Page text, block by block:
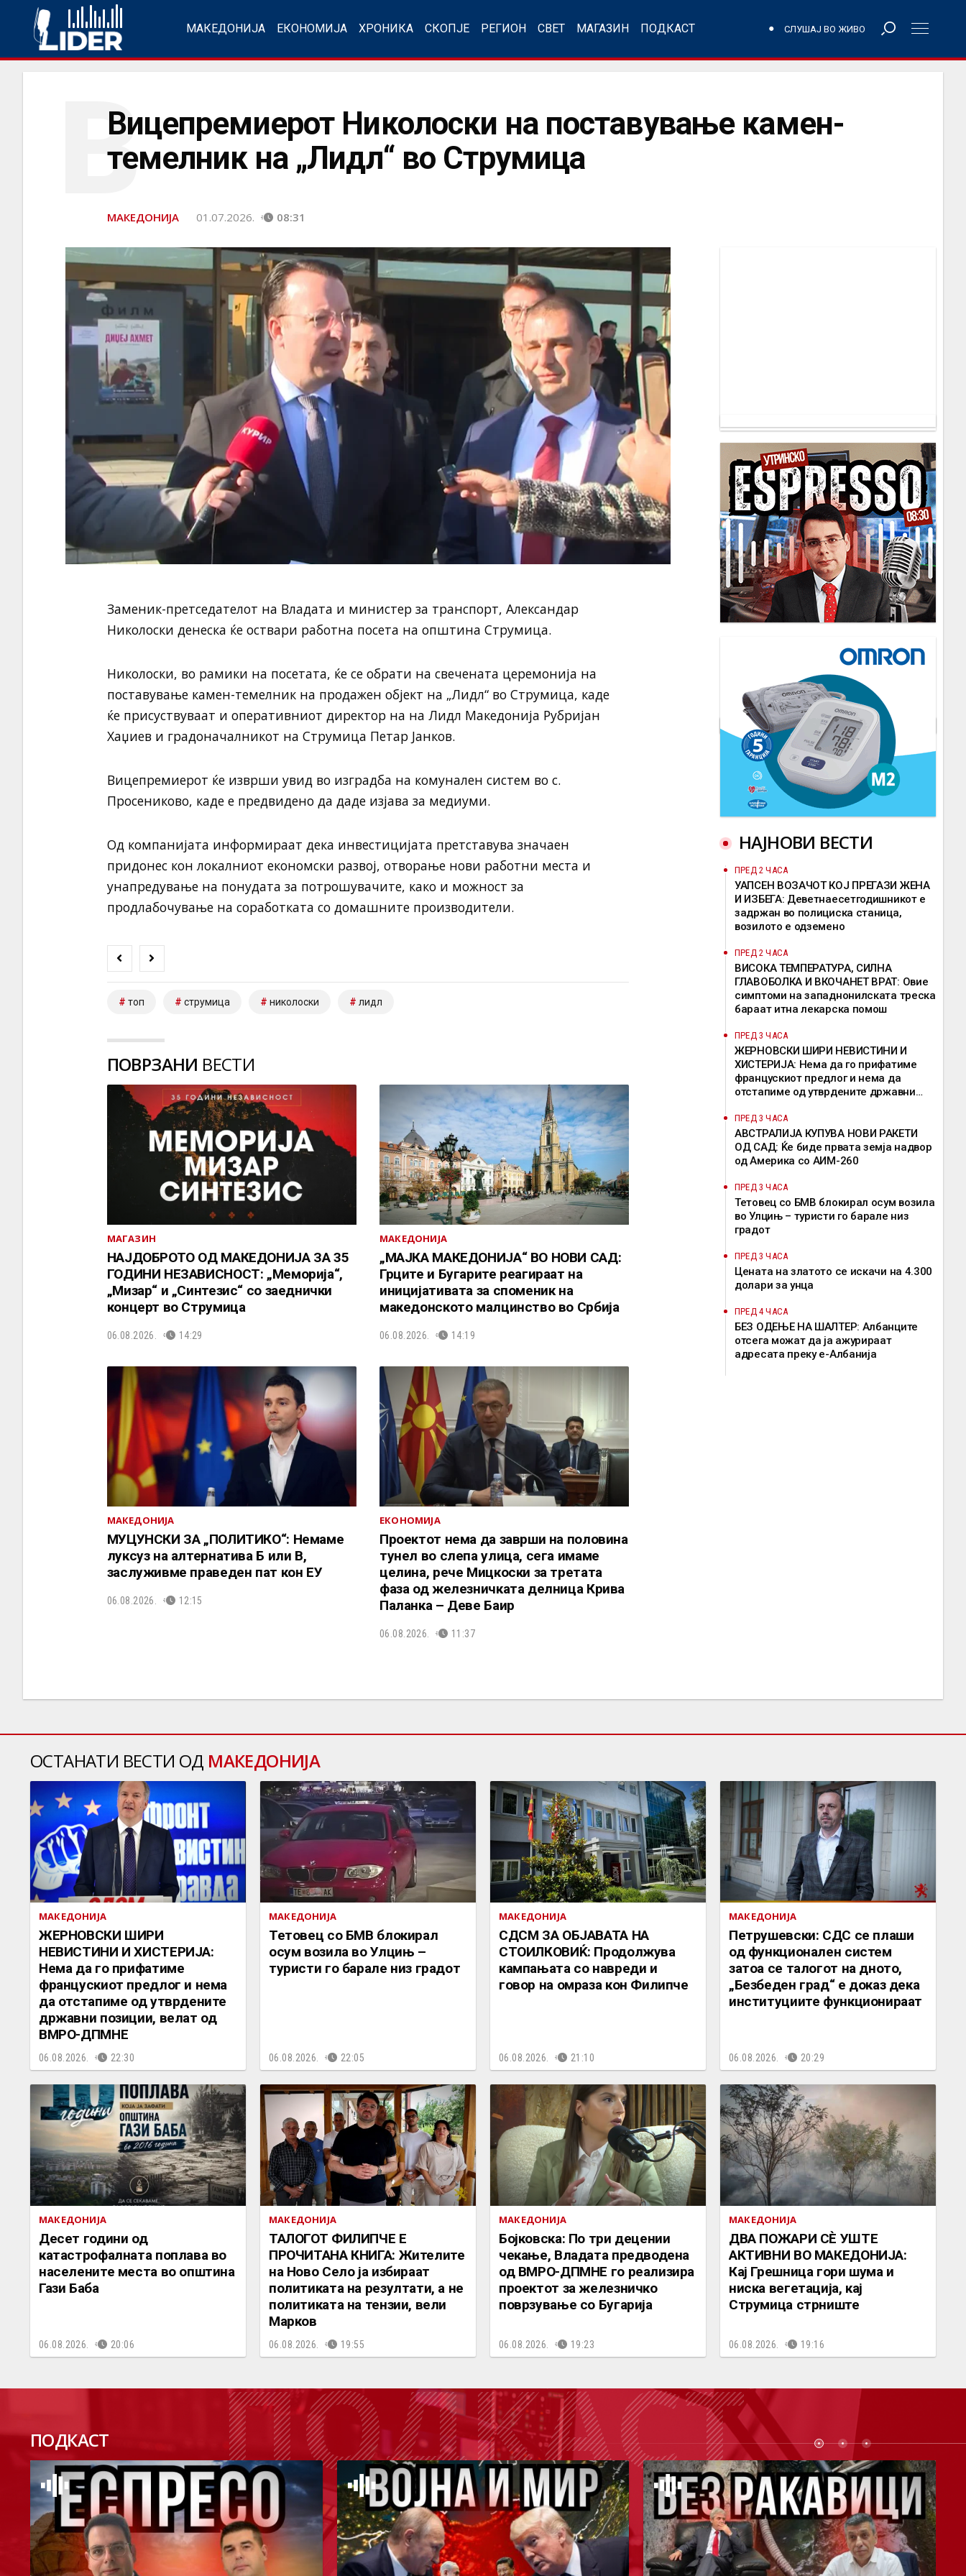
МАКЕДОНИЈА ЕКОНОМИЈА ХРОНИКА СКОПЈЕ РЕГИОН СВЕТ МАГАЗИН ПОДКАСТ СЛУШАЈ ВО ЖИВО
Вицепремиерот Николоски на поставување камен-
темелник на „Лидл“ во Струмица
В
МАКЕДОНИЈА 01.07.2026. 08:31
Заменик-претседателот на Владата и министер за транспорт, Александар
Николоски денеска ќе оствари работна посeтa на општина Струмица.
Николоски, во рамики на посетата, ќе се обрати на свечената церемонија на
поставување камен-темелник на продажен објект на „Лидл“ во Струмица, каде
ќе присуствуваат и оперативниот директор на на Лидл Македонија Рубријан
Хаџиев и градоначалникот на Струмица Петар Јанков.
Вицепремиерот ќе изврши увид во изградба на комунален систем во с.
Просениково, каде е предвидено да даде изјава за медиуми.
Од компанијата информираат дека инвестицијата претставува значаен
придонес кон локалниот економски развој, отворање нови работни места и
унапредување на понудата за потрошувачите, како и можност за
продлабочување на соработката со домашните производители.
топ струмица николоски лидл
ПОВРЗАНИ ВЕСТИ
МАГАЗИН
НАЈДОБРОТО ОД МАКЕДОНИЈА ЗА 35
ГОДИНИ НЕЗАВИСНОСТ: „Меморија“,
„Мизар“ и „Синтезис“ со заеднички
концерт во Струмица
06.08.2026. 14:29
МАКЕДОНИЈА
„МАЈКА МАКЕДОНИЈА“ ВО НОВИ САД:
Грците и Бугарите реагираат на
иницијативата за споменик на
македонското малцинство во Србија
06.08.2026. 14:19
МАКЕДОНИЈА
МУЦУНСКИ ЗА „ПОЛИТИКО“: Немаме
луксуз на алтернатива Б или В,
заслуживме праведен пат кон ЕУ
06.08.2026. 12:15
ЕКОНОМИЈА
Проектот нема да заврши на половина
тунел во слепа улица, сега имаме
целина, рече Мицкоски за третата
фаза од железничката делница Крива
Паланка – Деве Баир
06.08.2026. 11:37
НАЈНОВИ ВЕСТИ
ПРЕД 2 ЧАСА
УАПСЕН ВОЗАЧОТ КОЈ ПРЕГАЗИ ЖЕНА
И ИЗБЕГА: Деветнаесетгодишникот е
задржан во полициска станица,
возилото е одземено
ПРЕД 2 ЧАСА
ВИСОКА ТЕМПЕРАТУРА, СИЛНА
ГЛАВОБОЛКА И ВКОЧАНЕТ ВРАТ: Овие
симптоми на западнонилската треска
бараат итна лекарска помош
ПРЕД 3 ЧАСА
ЖЕРНОВСКИ ШИРИ НЕВИСТИНИ И
ХИСТЕРИЈА: Нема да го прифатиме
францускиот предлог и нема да
отстапиме од утврдените државни
ПРЕД 3 ЧАСА
АВСТРАЛИЈА КУПУВА НОВИ РАКЕТИ
ОД САД: Ќе биде првата земја надвор
од Америка со АИМ-260
ПРЕД 3 ЧАСА
Тетовец со БМВ блокирал осум возила
во Улцињ – туристи го барале низ
градот
ПРЕД 3 ЧАСА
Цената на златото се искачи на 4.300
долари за унца
ПРЕД 4 ЧАСА
БЕЗ ОДЕЊЕ НА ШАЛТЕР: Албанците
отсега можат да ја ажурираат
адресата преку е-Албанија
ОСТАНАТИ ВЕСТИ ОД МАКЕДОНИЈА
МАКЕДОНИЈА
ЖЕРНОВСКИ ШИРИ
НЕВИСТИНИ И ХИСТЕРИЈА:
Нема да го прифатиме
францускиот предлог и нема
да отстапиме од утврдените
државни позиции, велат од
ВМРО-ДПМНЕ
06.08.2026. 22:30
МАКЕДОНИЈА
Тетовец со БМВ блокирал
осум возила во Улцињ –
туристи го барале низ градот
06.08.2026. 22:05
МАКЕДОНИЈА
СДСМ ЗА ОБЈАВАТА НА
СТОИЛКОВИЌ: Продолжува
кампањата со навреди и
говор на омраза кон Филипче
06.08.2026. 21:10
МАКЕДОНИЈА
Петрушевски: СДС се плаши
од функционален систем
затоа се талогот на дното,
„Безбеден град“ е доказ дека
институциите функционираат
06.08.2026. 20:29
МАКЕДОНИЈА
Десет години од
катастрофалната поплава во
населените места во општина
Гази Баба
06.08.2026. 20:06
МАКЕДОНИЈА
ТАЛОГОТ ФИЛИПЧЕ Е
ПРОЧИТАНА КНИГА: Жителите
на Ново Село ја избираат
политиката на резултати, а не
политиката на тензии, вели
Марков
06.08.2026. 19:55
МАКЕДОНИЈА
Бојковска: По три децении
чекање, Владата предводена
од ВМРО-ДПМНЕ го реализира
проектот за железничко
поврзување со Бугарија
06.08.2026. 19:23
МАКЕДОНИЈА
ДВА ПОЖАРИ СÈ УШТЕ
АКТИВНИ ВО МАКЕДОНИЈА:
Кај Грешница гори шума и
ниска вегетација, кај
Струмица стрниште
06.08.2026. 19:16
ПОДКАСТ ПОДКАСТ